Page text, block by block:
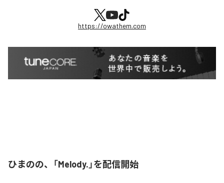
https://owathem.com
ひまのの、「Melody.」を配信開始